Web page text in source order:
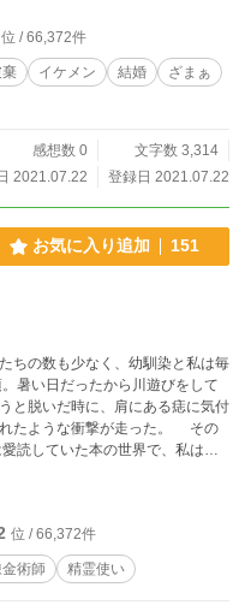
位 / 66,372件
イケメン 結婚
ざまぁ
感想数 0
文字数 3,314
2021.07.22
登録日 2021.07.22
お気に入り追加 151
ちの数も少なく、幼馴染と私は毎
暑い日だったから川遊びをして
と脱いだ時に、肩にある痣に気付
たような衝撃が走った。 その
読していた本の世界で、私は十
盤に無惨にも村が燃やされて生
婚して幕を閉じる――……そう、所
たのだ！ なんで!? どうして負
村が滅ぶのは確定事項!? 混乱す
せてくれた。 曰く――『本の内
、全力で村を救い、冒険者ライフ
位 / 66,372件
術師 精霊使い